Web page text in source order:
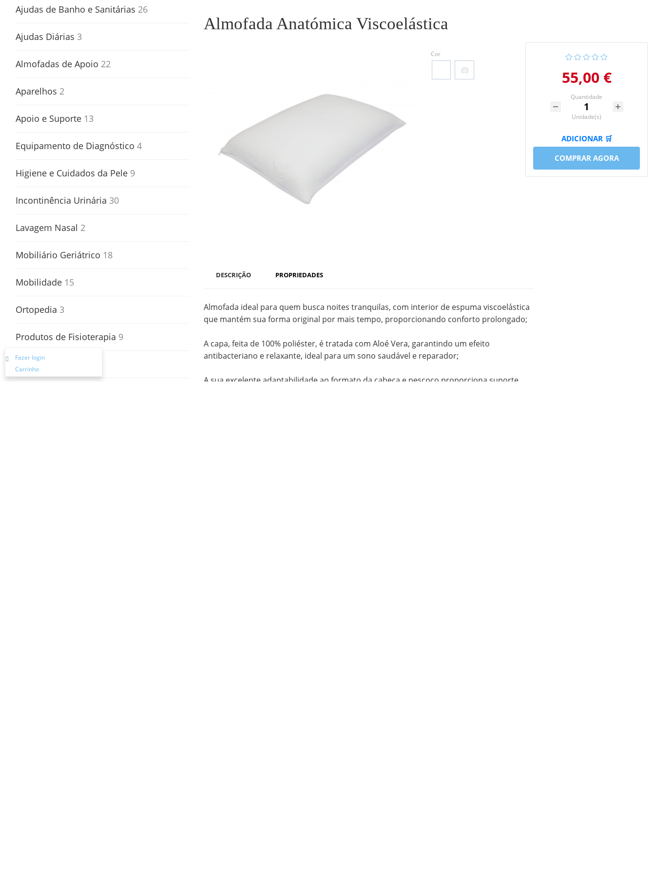
Ajudas de Banho e Sanitárias 26
Ajudas Diárias 3
Almofadas de Apoio 22
Aparelhos 2
Apoio e Suporte 13
Equipamento de Diagnóstico 4
Higiene e Cuidados da Pele 9
Incontinência Urinária 30
Lavagem Nasal 2
Mobiliário Geriátrico 18
Mobilidade 15
Ortopedia 3
Produtos de Fisioterapia 9
Segurança
Fazer login
Carrinho
Almofada Anatómica Viscoelástica
Cor
55,00 €
Quantidade
Unidade(s)
ADICIONAR 🛒
COMPRAR AGORA
DESCRIÇÃO PROPRIEDADES
Almofada ideal para quem busca noites tranquilas, com interior de espuma viscoelástica
que mantém sua forma original por mais tempo, proporcionando conforto prolongado;
A capa, feita de 100% poliéster, é tratada com Aloé Vera, garantindo um efeito
antibacteriano e relaxante, ideal para um sono saudável e reparador;
A sua excelente adaptabilidade ao formato da cabeça e pescoço proporciona suporte